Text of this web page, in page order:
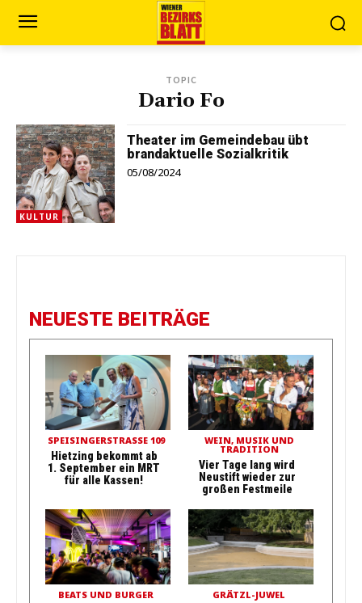
TOPIC
Dario Fo
KULTUR
Theater im Gemeindebau übt
brandaktuelle Sozialkritik
05/08/2024
NEUESTE BEITRÄGE
SPEISINGERSTRASSE 109
Hietzing bekommt ab
1. September ein MRT
für alle Kassen!
WEIN, MUSIK UND
TRADITION
Vier Tage lang wird
Neustift wieder zur
großen Festmeile
BEATS UND BURGER GRÄTZL-JUWEL